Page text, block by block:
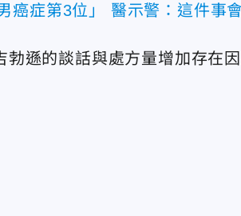
癌症第3位」 醫示警：這件事
遜的談話與處方量增加存在